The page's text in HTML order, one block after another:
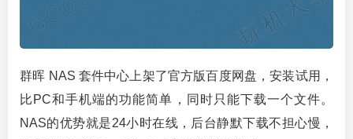
群晖 NAS 套件中心上架了官方版百度网盘，安装试用，
比PC和手机端的功能简单，同时只能下载一个文件。
NAS的优势就是24小时在线，后台静默下载不担心慢，